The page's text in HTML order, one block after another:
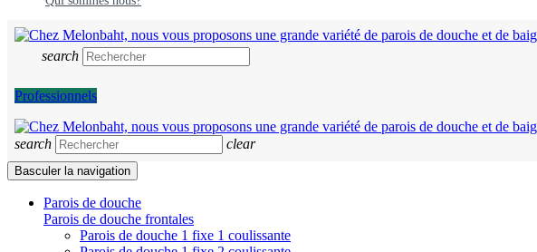
search
Professionnels
search clear
Basculer la navigation
Parois de douche
Parois de douche frontales
Parois de douche 1 fixe 1 coulissante